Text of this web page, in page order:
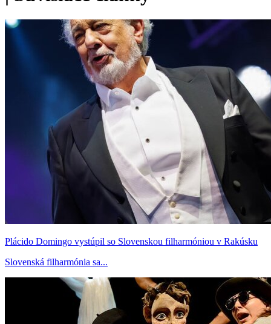
Plácido Domingo vystúpil so Slovenskou filharmóniou v Rakúsku
Slovenská filharmónia sa...